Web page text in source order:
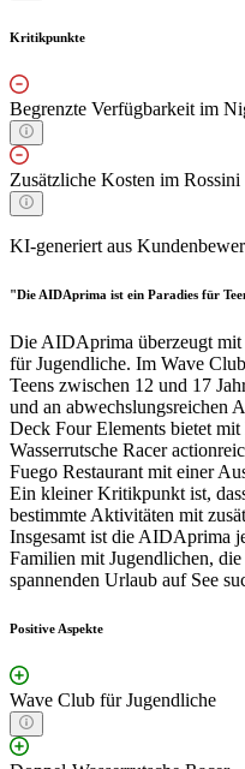
Kritikpunkte
Begrenzte Verfügbarkeit im
Zusätzliche Kosten im Rossini
KI-generiert aus
"Die AIDAprima ist ein Paradies für
Die AIDAprima überzeugt
für Jugendliche. Im Wave
Teens zwischen 12 und 17
und an abwechslungsreichen
Deck Four Elements bietet
Wasserrutsche Racer
Fuego Restaurant mit einer
Ein kleiner Kritikpunkt ist,
bestimmte Aktivitäten mit
Insgesamt ist die AIDAprima
Familien mit Jugendlichen,
spannenden Urlaub auf See
Positive Aspekte
Wave Club für Jugendliche